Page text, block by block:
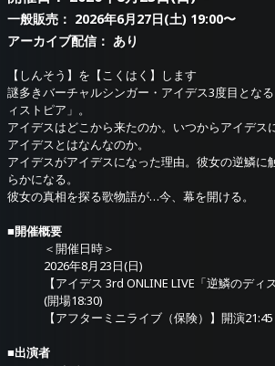
一般販売 ： 2026年6月27日(土) 19:00〜
アーカイブ配信： あり
【しんそう】を【こくはく】します
謎多きバーチャルシンガー・アイデス3度目とな
ィストピア」。
アイデスはどこから来たのか。いつからアイデス
アイデスとはなんなのか。
アイデスがアイデスになった理由。彼女の逆鱗に
らかになる。
彼女の真相を探る歌物語が…今、幕を開ける。
■開催概要
＜開催日時＞
2026年8月23日(日)
【アイデス 3rd ONLINE LIVE「逆鱗のディ
(開場18:30)
【アフターミニライブ（保険）】開演
■出演者